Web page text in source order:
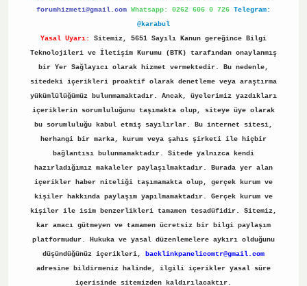
forumhizmeti@gmail.com Whatsapp: 0262 606 0 726 Telegram:
@karabul
Yasal Uyarı:
Sitemiz, 5651 Sayılı Kanun gereğince Bilgi
Teknolojileri ve İletişim Kurumu (BTK) tarafından onaylanmış
bir Yer Sağlayıcı olarak hizmet vermektedir. Bu nedenle,
sitedeki içerikleri proaktif olarak denetleme veya araştırma
yükümlülüğümüz bulunmamaktadır. Ancak, üyelerimiz yazdıkları
içeriklerin sorumluluğunu taşımakta olup, siteye üye olarak
bu sorumluluğu kabul etmiş sayılırlar. Bu internet sitesi,
herhangi bir marka, kurum veya şahıs şirketi ile hiçbir
bağlantısı bulunmamaktadır. Sitede yalnızca kendi
hazırladığımız makaleler paylaşılmaktadır. Burada yer alan
içerikler haber niteliği taşımamakta olup, gerçek kurum ve
kişiler hakkında paylaşım yapılmamaktadır. Gerçek kurum ve
kişiler ile isim benzerlikleri tamamen tesadüfidir. Sitemiz,
kar amacı gütmeyen ve tamamen ücretsiz bir bilgi paylaşım
platformudur. Hukuka ve yasal düzenlemelere aykırı olduğunu
düşündüğünüz içerikleri,
backlinkpanelicomtr@gmail.com
adresine bildirmeniz halinde, ilgili içerikler yasal süre
içerisinde sitemizden kaldırılacaktır.